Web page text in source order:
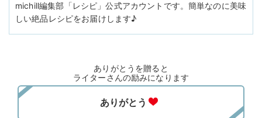
michill編集部「レシピ」公式アカウントです。簡単なのに美味
しい絶品レシピをお届けします♪
ありがとうを贈ると
ライターさんの励みになります